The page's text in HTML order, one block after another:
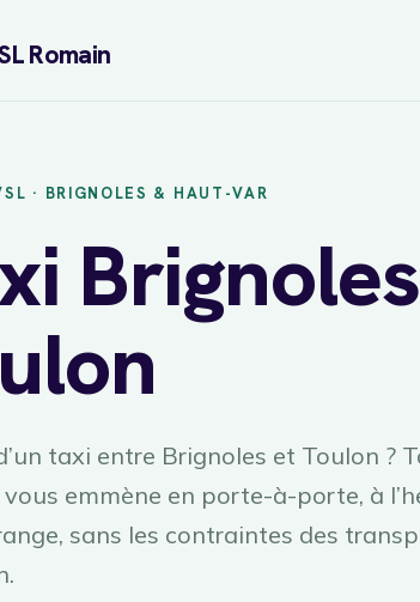
Romain
· BRIGNOLES & HAUT-VAR
taxi entre Brignoles et Toulon ?
emmène en porte-à-porte, à
sans les contraintes des